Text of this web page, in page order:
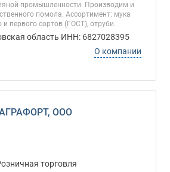
промышленности. Производим и
помола. Ассортимент: мука
первого сортов (ГОСТ), отруби.
область ИНН: 6827028395
О компании
ООО
торговля